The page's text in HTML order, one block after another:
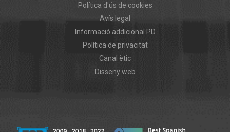
Política d'ús de cookies
Avís legal
Informació addicional PD
Política de privacitat
Canal ètic
Disseny web